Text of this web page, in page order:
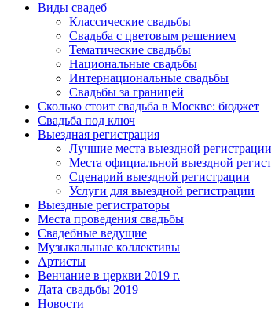
Виды свадеб
Классические свадьбы
Cвадьба с цветовым решением
Тематические свадьбы
Национальные свадьбы
Интернациональные свадьбы
Свадьбы за границей
Сколько стоит свадьба в Москве: бюджет
Свадьба под ключ
Выездная регистрация
Лучшие места выездной регистрации
Места официальной выездной
Сценарий выездной регистрации
Услуги для выездной регистрации
Выездные регистраторы
Места проведения свадьбы
Свадебные ведущие
Музыкальные коллективы
Артисты
Венчание в церкви 2019 г.
Дата свадьбы 2019
Новости